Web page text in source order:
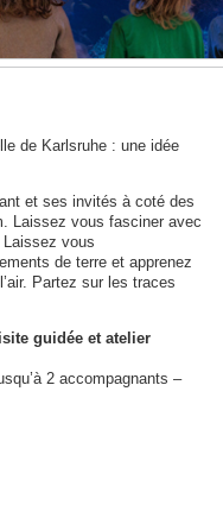
de Karlsruhe : une idée
et ses invités à coté des
Laissez vous fasciner avec
vous
de terre et apprenez
Partez sur les traces
guidée et atelier
2 accompagnants –